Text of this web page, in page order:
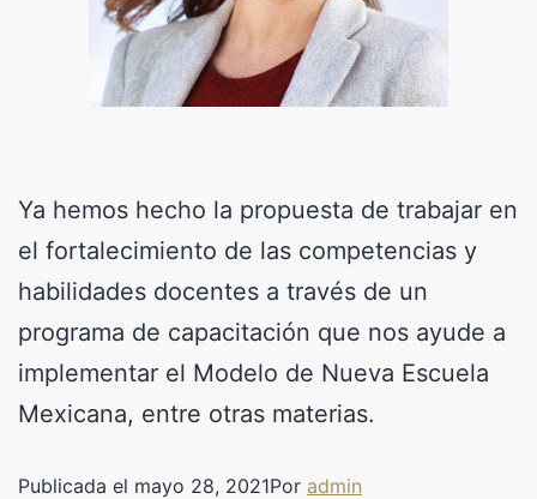
Ya hemos hecho la propuesta de trabajar en
el fortalecimiento de las competencias y
habilidades docentes a través de un
programa de capacitación que nos ayude a
implementar el Modelo de Nueva Escuela
Mexicana, entre otras materias.
Publicada el mayo 28, 2021Por admin